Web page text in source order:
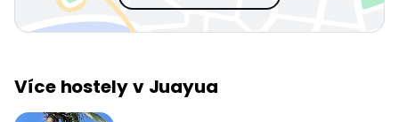
Více hostely v Juayua